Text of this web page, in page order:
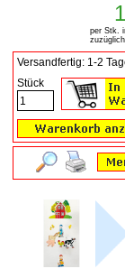
per Stk.
zuzüglich
Versandfertig: 1-2
Stück